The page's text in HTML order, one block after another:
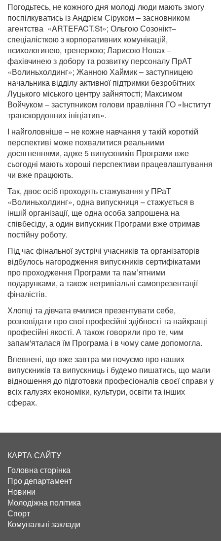
Погодьтесь, не кожного дня молоді люди мають змогу
поспілкуватись із Андрієм Сіруком – засновником
агентства «ARTEFACT.St»; Ольгою Созонікт–
спеціалісткою з корпоративних комунікацій,
психологинею, тренеркою; Ларисою Новак –
фахівчинею з добору та розвитку персоналу ПрАТ
«Волиньхолдинг»; Жанною Хаймик – заступницею
начальника відділу активної підтримки безробітних
Луцького міського центру зайнятості; Максимом
Войчуком – заступником голови правління ГО «Інститут
транскордонних ініціатив».
І найголовніше – не кожне навчання у такій короткій
перспективі може похвалитися реальними
досягненнями, адже 5 випускників Програми вже
сьогодні мають хороші перспективи працевлаштування
чи вже працюють.
Так, двоє осіб проходять стажування у ПРаТ
«Волиньхолдинг», одна випускниця – стажується в
іншій організації, ще одна особа запрошена на
співбесіду, а один випускник Програми вже отримав
постійну роботу.
Під час фінальної зустрічі учасників та організаторів
відбулось нагородження випускників сертифікатами
про проходження Програми та пам’ятними
подарунками, а також нетривіальні самопрезентації
фіналістів.
Хлопці та дівчата вчилися презентувати себе,
розповідати про свої професійні здібності та найкращі
професійні якості. А також говорили про те, чим
запам'яталася їм Програма і в чому саме допомогла.
Впевнені, що вже завтра ми почуємо про наших
випускників та випускниць і будемо пишатись, що мали
відношення до підготовки професіоналів своєї справи у
всіх галузях економіки, культури, освіти та інших
сферах.
КАРТА САЙТУ
Головна сторінка
Про департамент
Новини
Молодіжна політика
Спорт
Комунальні заклади